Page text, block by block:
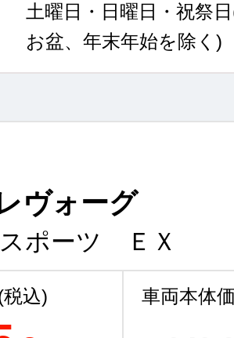
土曜日・日曜日・祝祭日
お盆、年末年始を除く)
ヴォーグ
ポーツ ＥＸ
込) 車両本体